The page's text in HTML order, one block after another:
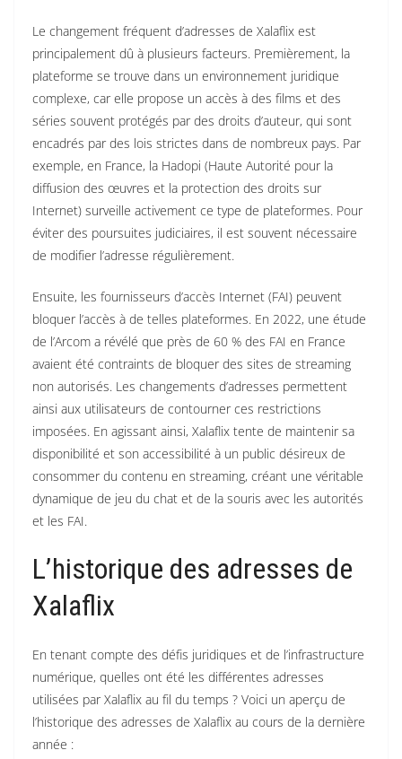
Le changement fréquent d’adresses de Xalaflix est
principalement dû à plusieurs facteurs. Premièrement, la
plateforme se trouve dans un environnement juridique
complexe, car elle propose un accès à des films et des
séries souvent protégés par des droits d’auteur, qui sont
encadrés par des lois strictes dans de nombreux pays. Par
exemple, en France, la Hadopi (Haute Autorité pour la
diffusion des œuvres et la protection des droits sur
Internet) surveille activement ce type de plateformes. Pour
éviter des poursuites judiciaires, il est souvent nécessaire
de modifier l’adresse régulièrement.
Ensuite, les fournisseurs d’accès Internet (FAI) peuvent
bloquer l’accès à de telles plateformes. En 2022, une étude
de l’Arcom a révélé que près de 60 % des FAI en France
avaient été contraints de bloquer des sites de streaming
non autorisés. Les changements d’adresses permettent
ainsi aux utilisateurs de contourner ces restrictions
imposées. En agissant ainsi, Xalaflix tente de maintenir sa
disponibilité et son accessibilité à un public désireux de
consommer du contenu en streaming, créant une véritable
dynamique de jeu du chat et de la souris avec les autorités
et les FAI.
L’historique des adresses de
Xalaflix
En tenant compte des défis juridiques et de l’infrastructure
numérique, quelles ont été les différentes adresses
utilisées par Xalaflix au fil du temps ? Voici un aperçu de
l’historique des adresses de Xalaflix au cours de la dernière
année :